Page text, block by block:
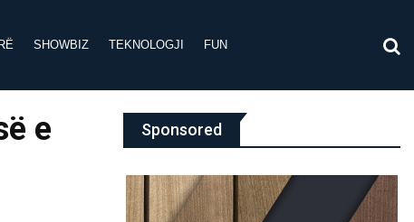
SHOWBIZ TEKNOLOGJI FUN
e
Sponsored